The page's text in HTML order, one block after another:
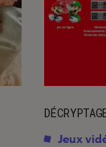
Jeux